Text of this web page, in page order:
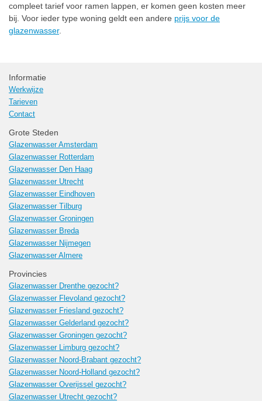
compleet tarief voor ramen lappen, er komen geen kosten meer
bij. Voor ieder type woning geldt een andere prijs voor de
glazenwasser.
Informatie
Werkwijze
Tarieven
Contact
Grote Steden
Glazenwasser Amsterdam
Glazenwasser Rotterdam
Glazenwasser Den Haag
Glazenwasser Utrecht
Glazenwasser Eindhoven
Glazenwasser Tilburg
Glazenwasser Groningen
Glazenwasser Breda
Glazenwasser Nijmegen
Glazenwasser Almere
Provincies
Glazenwasser Drenthe gezocht?
Glazenwasser Flevoland gezocht?
Glazenwasser Friesland gezocht?
Glazenwasser Gelderland gezocht?
Glazenwasser Groningen gezocht?
Glazenwasser Limburg gezocht?
Glazenwasser Noord-Brabant gezocht?
Glazenwasser Noord-Holland gezocht?
Glazenwasser Overijssel gezocht?
Glazenwasser Utrecht gezocht?